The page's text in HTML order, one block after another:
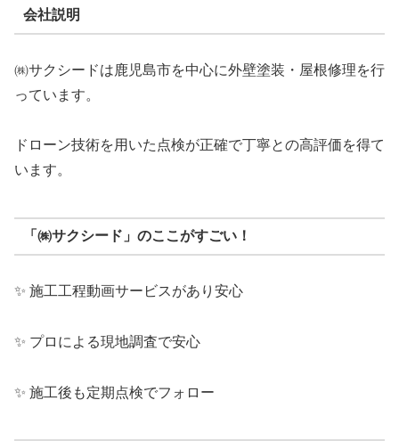
会社説明
㈱サクシードは鹿児島市を中心に外壁塗装・屋根修理を行
っています。
ドローン技術を用いた点検が正確で丁寧との高評価を得て
います。
「㈱サクシード」のここがすごい！
✨ 施工工程動画サービスがあり安心
✨ プロによる現地調査で安心
✨ 施工後も定期点検でフォロー